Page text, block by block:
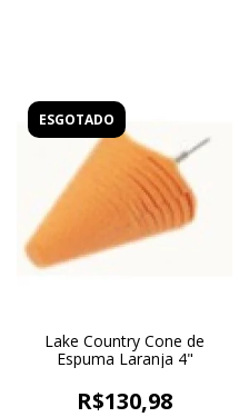
ESGOTADO
Lake Country Cone de
Espuma Laranja 4"
R$130,98